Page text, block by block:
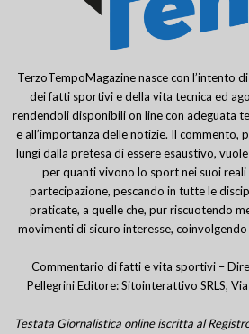
TerzoTempoMagazine nasce con l’intento
dei fatti sportivi e della vita tecnica ed
rendendoli disponibili on line con adeguata
e all’importanza delle notizie. Il commento,
lungi dalla pretesa di essere esaustivo,
per quanti vivono lo sport nei suoi reali
partecipazione, pescando in tutte le
praticate, a quelle che, pur riscuotendo
movimenti di sicuro interesse,
Commentario di fatti e vita sportivi –
Pellegrini Editore: Sitointerattivo SRLS,
Testata Giornalistica online iscritta al